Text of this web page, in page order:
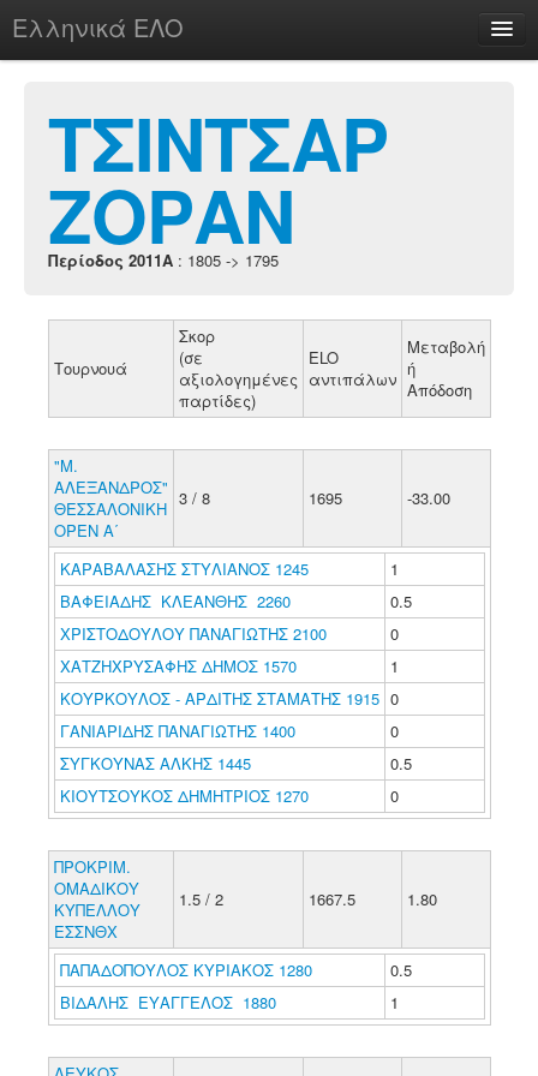
Ελληνικά ΕΛΟ
chesstu.be @ discord
Login
ΤΣΙΝΤΣΑΡ
ΖΟΡΑΝ
Περίοδος 2011A : 1805 -> 1795
Τουρνουά
Σκορ
(σε
αξιολογημένες
παρτίδες)
ELO
αντιπάλων
Μεταβολή
ή
Απόδοση
"Μ.
ΑΛΕΞΑΝΔΡΟΣ"
ΘΕΣΣΑΛΟΝΙΚΗ
ΟΡΕΝ Α΄
3 / 8 1695 -33.00
ΚΑΡΑΒΑΛΑΣΗΣ ΣΤΥΛΙΑΝΟΣ 1245
1
ΒΑΦΕΙΑΔΗΣ ΚΛΕΑΝΘΗΣ 2260
0.5
ΧΡΙΣΤΟΔΟΥΛΟΥ ΠΑΝΑΓΙΩΤΗΣ 2100
0
ΧΑΤΖΗΧΡΥΣΑΦΗΣ ΔΗΜΟΣ 1570
1
ΚΟΥΡΚΟΥΛΟΣ - ΑΡΔΙΤΗΣ ΣΤΑΜΑΤΗΣ 1915 0
ΓΑΝΙΑΡΙΔΗΣ ΠΑΝΑΓΙΩΤΗΣ 1400
0
ΣΥΓΚΟΥΝΑΣ ΑΛΚΗΣ 1445
0.5
ΚΙΟΥΤΣΟΥΚΟΣ ΔΗΜΗΤΡΙΟΣ 1270
0
ΠΡΟΚΡΙΜ.
ΟΜΑΔΙΚΟΥ
ΚΥΠΕΛΛΟΥ
ΕΣΣΝΘΧ
1.5 / 2 1667.5 1.80
ΠΑΠΑΔΟΠΟΥΛΟΣ ΚΥΡΙΑΚΟΣ 1280
0.5
ΒΙΔΑΛΗΣ ΕΥΑΓΓΕΛΟΣ 1880
1